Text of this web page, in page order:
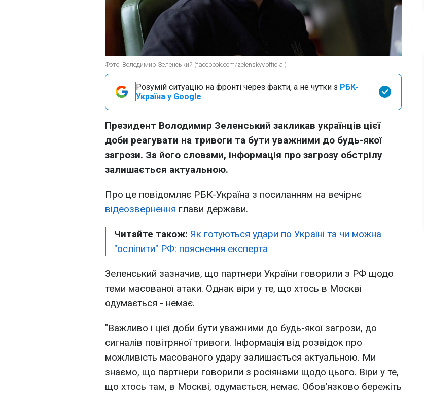
Фото: Володимир Зеленський (facebook.com/zelenskyy.official)
Розумій ситуацію на фронті через факти, а не чутки з РБК-
Україна у Google
Президент Володимир Зеленський закликав українців цієї
доби реагувати на тривоги та бути уважними до будь-якої
загрози. За його словами, інформація про загрозу обстрілу
залишається актуальною.
Про це повідомляє РБК-Україна з посиланням на вечірнє
відеозвернення глави держави.
Читайте також: Як готуються удари по Україні та чи можна
"осліпити" РФ: пояснення експерта
Зеленський зазначив, що партнери України говорили з РФ щодо
теми масованої атаки. Однак віри у те, що хтось в Москві
одумається - немає.
"Важливо і цієї доби бути уважними до будь-якої загрози, до
сигналів повітряної тривоги. Інформація від розвідок про
можливість масованого удару залишається актуальною. Ми
знаємо, що партнери говорили з росіянами щодо цього. Віри у те,
що хтось там, в Москві, одумається, немає. Обовʼязково бережіть